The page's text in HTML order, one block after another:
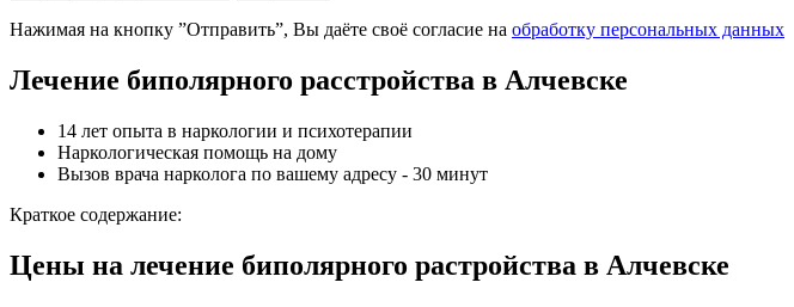
Нажимая на кнопку ”Отправить”, Вы даёте своё согласие на обработку персональных данных
Лечение биполярного расстройства в Алчевске
14 лет опыта в наркологии и психотерапии
Наркологическая помощь на дому
Вызов врача нарколога по вашему адресу - 30 минут
Краткое содержание:
Цены на лечение биполярного растройства в Алчевске